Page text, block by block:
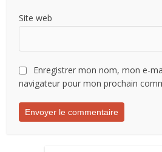
Site web
Enregistrer mon nom, mon e-
navigateur pour mon prochain